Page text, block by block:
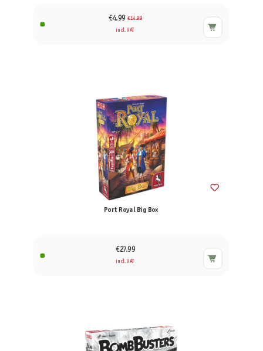
€4.99 €14.99
incl. VAT
Port Royal Big Box
€27.99
incl. VAT